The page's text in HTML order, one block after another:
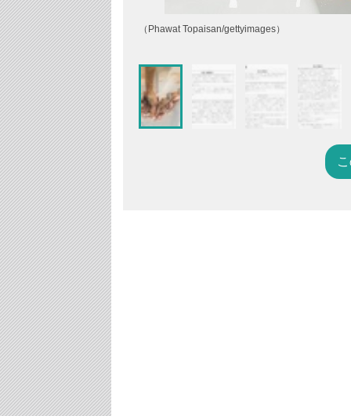
（Phawat Topaisan/gettyimages）